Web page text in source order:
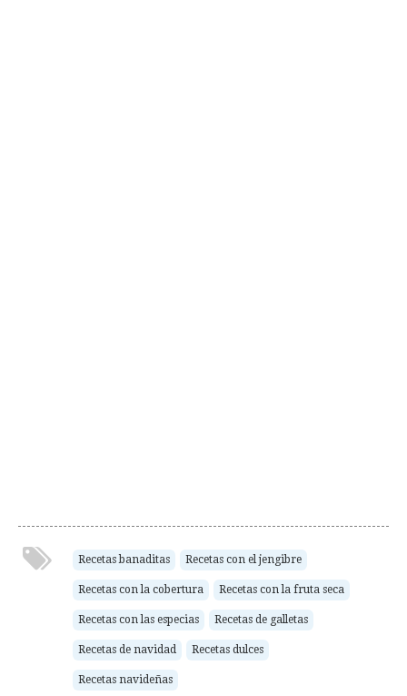
Recetas banaditas Recetas con el jengibre
Recetas con la cobertura Recetas con la fruta seca
Recetas con las especias Recetas de galletas
Recetas de navidad Recetas dulces
Recetas navideñas